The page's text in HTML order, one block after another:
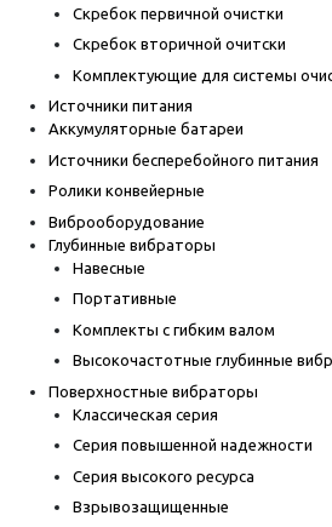
Скребок первичной очистки
Скребок вторичной очитски
Комплектующие для системы
Источники питания
Аккумуляторные батареи
Источники бесперебойного питания
Ролики конвейерные
Виброоборудование
Глубинные вибраторы
Навесные
Портативные
Комплекты с гибким валом
Высокочастотные глубинные
Поверхностные вибраторы
Классическая серия
Серия повышенной надежности
Серия высокого ресурса
Взрывозащищенные